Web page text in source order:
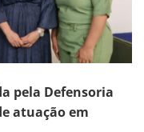
pela Defensoria
atuação em